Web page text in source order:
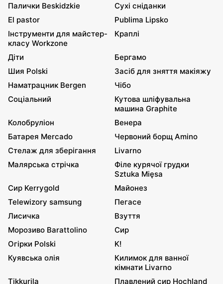
Палички Beskidzkie
Сухі сніданки
El pastor
Publima Lipsko
Інструменти для майстер-
класу Workzone
Краплі
Діти
Бергамо
Шия Polski
Засіб для зняття макіяжу
Наматрацник Bergen
Чібо
Соціальний
Кутова шліфувальна
машина Graphite
Колобруліон
Венера
Батарея Mercado
Червоний борщ Amino
Стелаж для зберігання
Livarno
Малярська стрічка
Філе курячої грудки
Sztuka Mięsa
Сир Kerrygold
Майонез
Telewizory samsung
Пегасе
Лисичка
Взуття
Морозиво Barattolino
Сир
Огірки Polski
K!
Куявська олія
Килимок для ванної
кімнати Livarno
Tikkurila
Плавлений сир Hochland